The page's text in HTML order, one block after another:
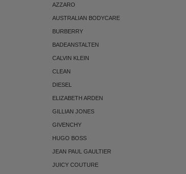
AZZARO
AUSTRALIAN BODYCARE
BURBERRY
BADEANSTALTEN
CALVIN KLEIN
CLEAN
DIESEL
ELIZABETH ARDEN
GILLIAN JONES
GIVENCHY
HUGO BOSS
JEAN PAUL GAULTIER
JUICY COUTURE